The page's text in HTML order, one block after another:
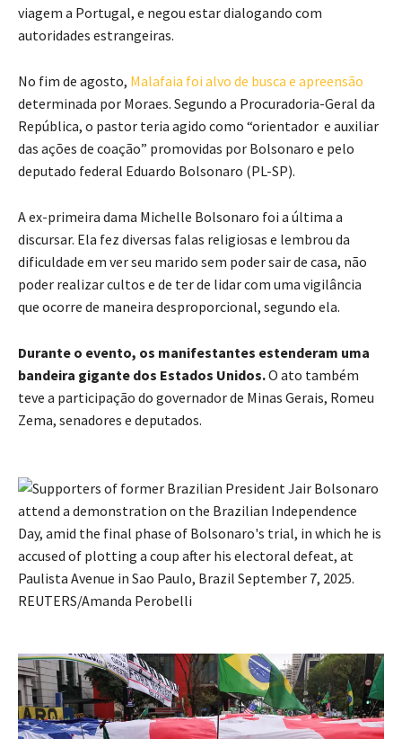
viagem a Portugal, e negou estar dialogando com
autoridades estrangeiras.
No fim de agosto, Malafaia foi alvo de busca e apreensão
determinada por Moraes. Segundo a Procuradoria-Geral da
República, o pastor teria agido como “orientador e auxiliar
das ações de coação” promovidas por Bolsonaro e pelo
deputado federal Eduardo Bolsonaro (PL-SP).
A ex-primeira dama Michelle Bolsonaro foi a última a
discursar. Ela fez diversas falas religiosas e lembrou da
dificuldade em ver seu marido sem poder sair de casa, não
poder realizar cultos e de ter de lidar com uma vigilância
que ocorre de maneira desproporcional, segundo ela.
Durante o evento, os manifestantes estenderam uma
bandeira gigante dos Estados Unidos.O ato também
teve a participação do governador de Minas Gerais, Romeu
Zema, senadores e deputados.